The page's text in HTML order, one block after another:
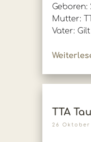
Geboren:
Mutter:
Vater:
TTA
26 Oktober